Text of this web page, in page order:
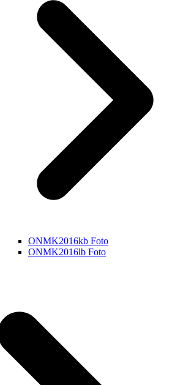
ONMK2016kb Foto
ONMK2016lb Foto